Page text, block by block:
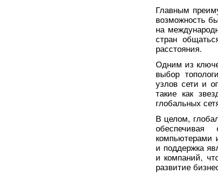
Главным
возможность
на
стран
расстояния.
Одним из
выбор
узлов сети и
такие как
глобальных
В целом,
компьютерами
и поддержка
и компаний,
развитие